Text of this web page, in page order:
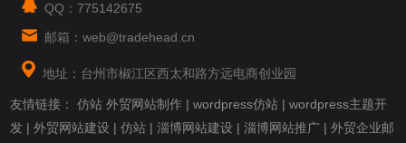
QQ：775142675
邮箱：web@tradehead.cn
地址：台州市椒江区西太和路方远电商创业园
友情链接：仿站 外贸网站制作 |wordpress仿站 |wordpress主题开
发 |外贸网站建设 |仿站 |淄博网站建设 |淄博网站推广 |外贸企业邮